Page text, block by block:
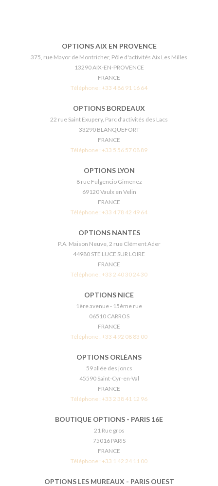
OPTIONS AIX EN PROVENCE
375, rue Mayor de Montricher, Pôle d'activités Aix Les Milles
13290 AIX-EN-PROVENCE
FRANCE
Téléphone : +33 4 86 91 16 64
OPTIONS BORDEAUX
22 rue Saint Exupery, Parc d'activités des Lacs
33290 BLANQUEFORT
FRANCE
Téléphone : +33 5 56 57 08 89
OPTIONS LYON
8 rue Fulgencio Gimenez
69120 Vaulx en Velin
FRANCE
Téléphone : +33 4 78 42 49 64
OPTIONS NANTES
P.A. Maison Neuve, 2 rue Clément Ader
44980 STE LUCE SUR LOIRE
FRANCE
Téléphone : +33 2 40 30 24 30
OPTIONS NICE
1ère avenue - 15ème rue
06510 CARROS
FRANCE
Téléphone : +33 4 92 08 83 00
OPTIONS ORLÉANS
59 allée des joncs
45590 Saint-Cyr-en-Val
FRANCE
Téléphone : +33 2 38 41 12 96
BOUTIQUE OPTIONS - PARIS 16E
21 Rue gros
75016 PARIS
FRANCE
Téléphone : +33 1 42 24 11 00
OPTIONS LES MUREAUX - PARIS OUEST